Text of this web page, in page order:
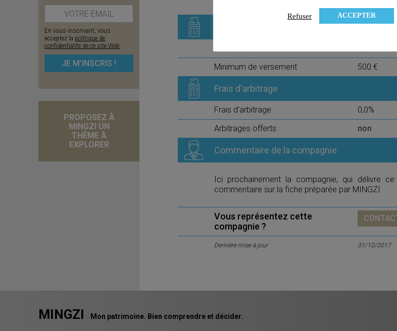
Minimum de versement
500 €
Frais d'arbitrage
Frais d'arbitrage
0,0%
Arbitrages offerts
non
Commentaire de la compagnie
Ici prochainement la compagnie, qui délivre
commentaire sur la fiche préparée par MINGZI
Vous représentez cette
compagnie ?
Dernière mise à jour 31/12/2017
En vous inscrivant, vous
acceptez la politique de
confidentialité de ce site Web.
PROPOSEZ À
MINGZI UN
THÈME À
EXPLORER
MINGZI Mon patrimoine. Bien comprendre et décider.
Refuser ACCEPTER